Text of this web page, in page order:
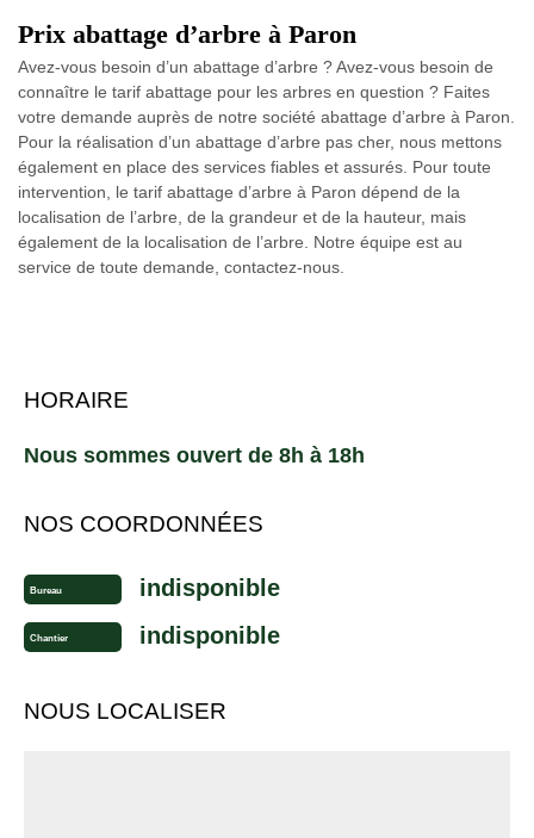
Prix abattage d’arbre à Paron
Avez-vous besoin d’un abattage d’arbre ? Avez-vous besoin de
connaître le tarif abattage pour les arbres en question ? Faites
votre demande auprès de notre société abattage d’arbre à Paron.
Pour la réalisation d’un abattage d’arbre pas cher, nous mettons
également en place des services fiables et assurés. Pour toute
intervention, le tarif abattage d’arbre à Paron dépend de la
localisation de l’arbre, de la grandeur et de la hauteur, mais
également de la localisation de l’arbre. Notre équipe est au
service de toute demande, contactez-nous.
HORAIRE
Nous sommes ouvert de 8h à 18h
NOS COORDONNÉES
Bureau indisponible
Chantier indisponible
NOUS LOCALISER